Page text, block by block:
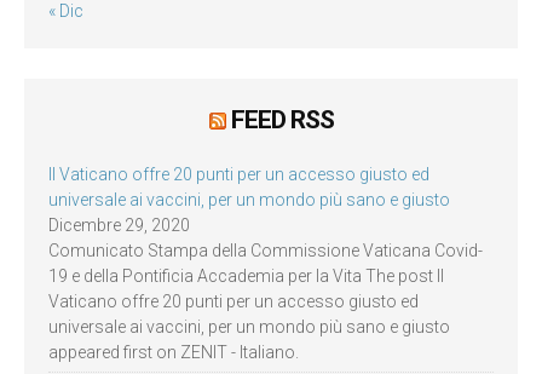
« Dic
FEED RSS
Il Vaticano offre 20 punti per un accesso giusto ed
universale ai vaccini, per un mondo più sano e giusto
Dicembre 29, 2020
Comunicato Stampa della Commissione Vaticana Covid-
19 e della Pontificia Accademia per la Vita The post Il
Vaticano offre 20 punti per un accesso giusto ed
universale ai vaccini, per un mondo più sano e giusto
appeared first on ZENIT - Italiano.